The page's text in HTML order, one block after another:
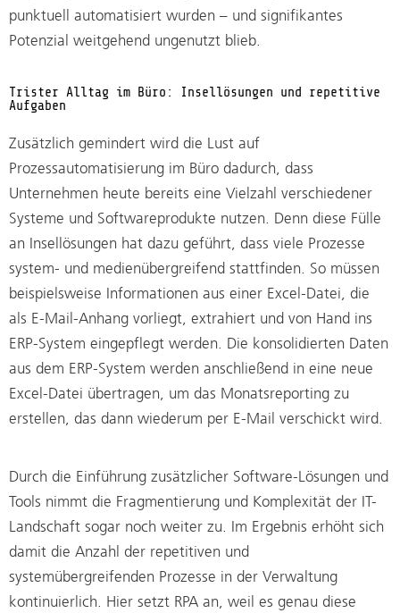
punktuell automatisiert wurden – und signifikantes
Potenzial weitgehend ungenutzt blieb.
Trister Alltag im Büro: Insellösungen und repetitive
Aufgaben
Zusätzlich gemindert wird die Lust auf
Prozessautomatisierung im Büro dadurch, dass
Unternehmen heute bereits eine Vielzahl verschiedener
Systeme und Softwareprodukte nutzen. Denn diese Fülle
an Insellösungen hat dazu geführt, dass viele Prozesse
system- und medienübergreifend stattfinden. So müssen
beispielsweise Informationen aus einer Excel-Datei, die
als E-Mail-Anhang vorliegt, extrahiert und von Hand ins
ERP-System eingepflegt werden. Die konsolidierten Daten
aus dem ERP-System werden anschließend in eine neue
Excel-Datei übertragen, um das Monatsreporting zu
erstellen, das dann wiederum per E-Mail verschickt wird.
Durch die Einführung zusätzlicher Software-Lösungen und
Tools nimmt die Fragmentierung und Komplexität der IT-
Landschaft sogar noch weiter zu. Im Ergebnis erhöht sich
damit die Anzahl der repetitiven und
systemübergreifenden Prozesse in der Verwaltung
kontinuierlich. Hier setzt RPA an, weil es genau diese